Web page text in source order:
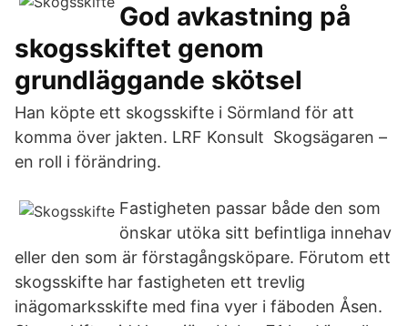
God avkastning på
skogsskiftet genom
grundläggande skötsel
Han köpte ett skogsskifte i Sörmland för att
komma över jakten. LRF Konsult Skogsägaren –
en roll i förändring.
Fastigheten passar både den som
önskar utöka sitt befintliga innehav
eller den som är förstagångsköpare. Förutom ett
skogsskifte har fastigheten ett trevlig
inägomarksskifte med fina vyer i fäboden Åsen.